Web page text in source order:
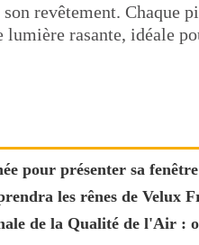
revêtement. Chaque
lumière rasante, idéale
pour présenter sa
les rênes de Velux
de la Qualité de l'Air :